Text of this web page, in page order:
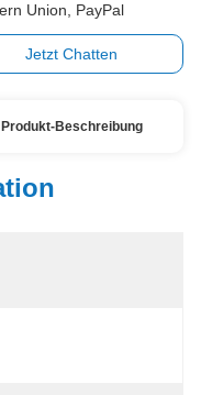
Union, PayPal
Jetzt Chatten
Produkt-Beschreibung